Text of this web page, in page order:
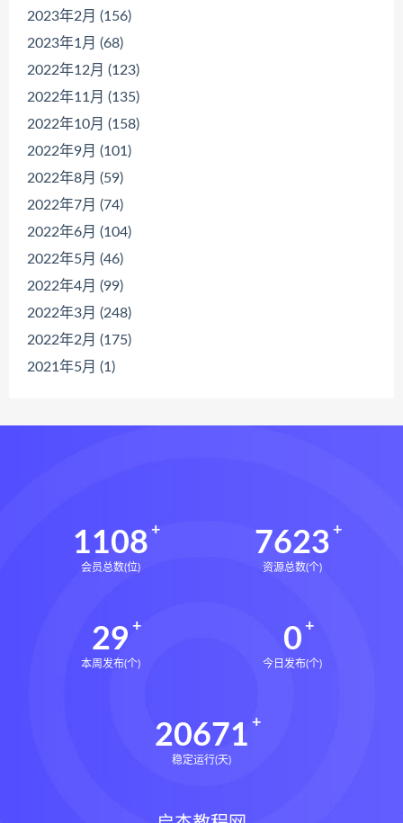
2023年2月 (156)
2023年1月 (68)
2022年12月 (123)
2022年11月 (135)
2022年10月 (158)
2022年9月 (101)
2022年8月 (59)
2022年7月 (74)
2022年6月 (104)
2022年5月 (46)
2022年4月 (99)
2022年3月 (248)
2022年2月 (175)
2021年5月 (1)
1108
会员总数(位)
7623
资源总数(个)
29
本周发布(个)
0
今日发布(个)
20671
稳定运行(天)